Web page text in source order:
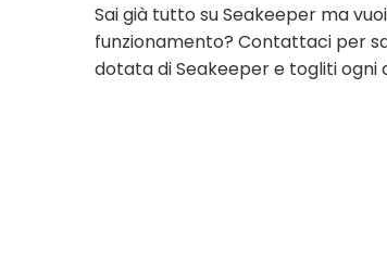
Sai già tutto su Seakeeper ma
funzionamento? Contattaci per
dotata di Seakeeper e togliti ogni